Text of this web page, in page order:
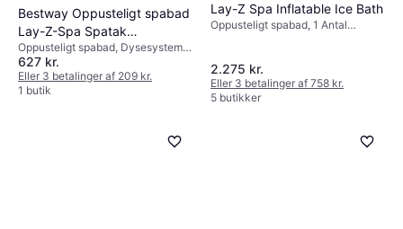
Bestway Oppusteligt spabad
Lay-Z-Spa Spatak
183x94x109cm
Oppusteligt spabad, Dysesystem,
Varmer
627 kr.
Eller 3 betalinger af 209 kr.
1 butik
Lay-Z Spa Inflatable Ice Bath
Oppusteligt spabad, 1 Antal
2.275 kr.
Eller 3 betalinger af 758 kr.
5 butikker